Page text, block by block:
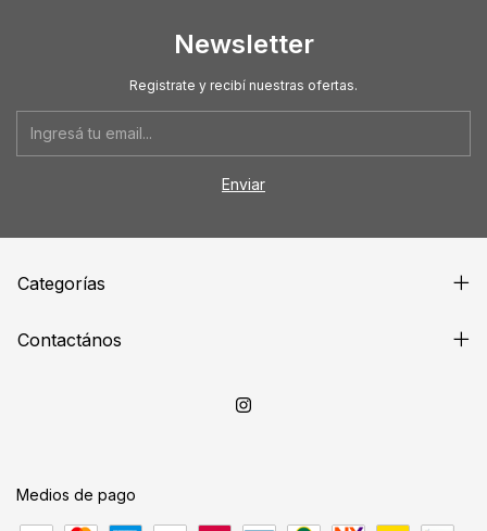
Newsletter
Registrate y recibí nuestras ofertas.
Categorías
Contactános
Medios de pago